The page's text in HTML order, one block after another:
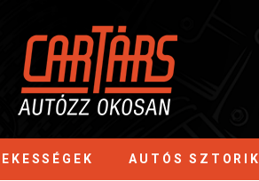
AUTÓS SZTORIK